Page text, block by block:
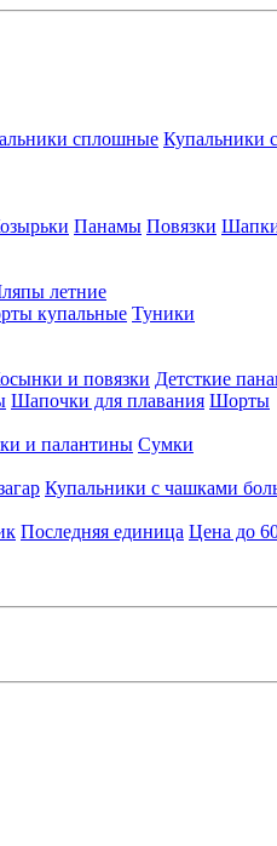
сплошные Купальники
Панамы Повязки
летние
купальные Туники
и повязки Детсткие
Шапочки для плавания Шорты
и палантины Сумки
Купальники с чашками
Последняя единица Цена до